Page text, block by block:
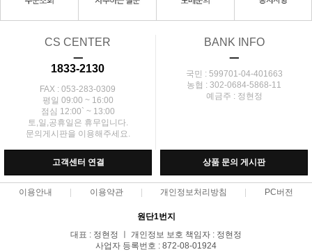
CS CENTER
ㅡ
1833-2130
FAX : 053-283-0309
평일 09:00 ~ 16:00
점심 12:00` ~ 13:00
토,일,공휴일은 휴무입니다.
문의게시판을 이용해주세요.
BANK INFO
ㅡ
국민 : 599701-04-401663
농협 : 302-0684-5868-11
예금주 : 정현정
고객센터 연결 상품 문의 게시판
이용안내 이용약관 개인정보처리방침 PC버전
원단1번지
대표 : 정현정 ㅣ 개인정보 보호 책임자 : 정현정
사업자 등록번호 : 872-08-01924